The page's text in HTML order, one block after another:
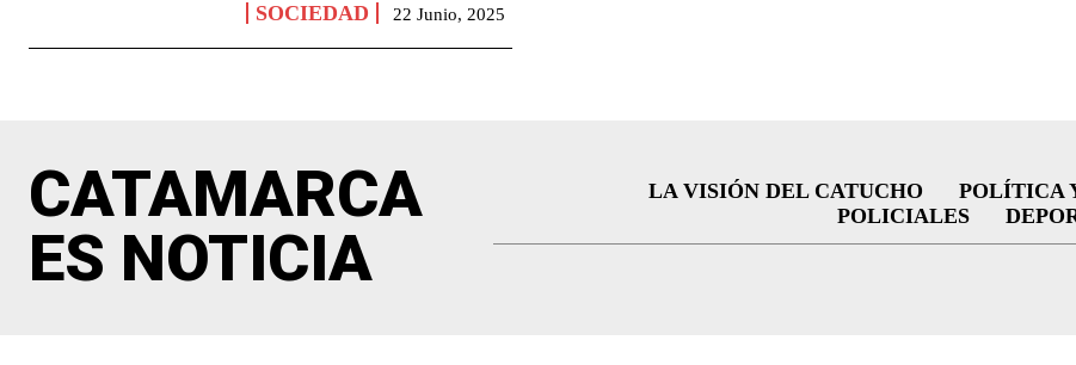
SOCIEDAD 22 Junio, 2025
CATAMARCA
ES NOTICIA
LA VISIÓN DEL CATUCHO POLÍTICA
POLICIALES